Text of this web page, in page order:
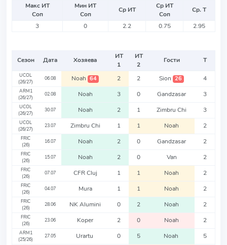
Макс ИТ
Соп
Мин ИТ
Соп
Ср ИТ
Ср ИТ
Соп
Ср. Т
3
0 2.2 0.75 2.95
Сезон Дата Хозяева
ИТ
1
ИТ
2
Гости Т
UCOL
(26/27)
06.08 Noah 64 2 2 Sion 26 4
ARM1
(26/27)
02.08 Noah 3 0 Gandzasar 3
UCOL
(26/27)
30.07 Noah 2 1 Zimbru Chi 3
UCOL
(26/27)
23.07 Zimbru Chi 1 1 Noah 2
FRIC
(26)
16.07 Noah 2 0 Gandzasar 2
FRIC
(26)
15.07 Noah 2 0 Van 2
FRIC
(26)
07.07 CFR Cluj 1 1 Noah 2
FRIC
(26)
04.07 Mura 1 1 Noah 2
FRIC
(26)
28.06 NK Alumini 0 2 Noah 2
FRIC
(26)
23.06 Koper 2 0 Noah 2
ARM1
(25/26)
27.05 Urartu 0 5 Noah 5